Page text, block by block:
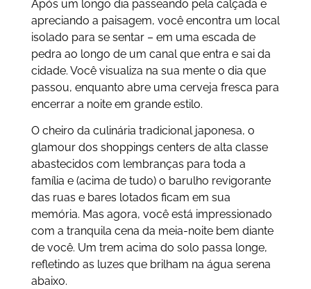
Após um longo dia passeando pela calçada e
apreciando a paisagem, você encontra um local
isolado para se sentar – em uma escada de
pedra ao longo de um canal que entra e sai da
cidade. Você visualiza na sua mente o dia que
passou, enquanto abre uma cerveja fresca para
encerrar a noite em grande estilo.
O cheiro da culinária tradicional japonesa, o
glamour dos shoppings centers de alta classe
abastecidos com lembranças para toda a
família e (acima de tudo) o barulho revigorante
das ruas e bares lotados ficam em sua
memória. Mas agora, você está impressionado
com a tranquila cena da meia-noite bem diante
de você. Um trem acima do solo passa longe,
refletindo as luzes que brilham na água serena
abaixo.